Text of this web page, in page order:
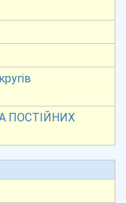
ПОСТІЙНИХ